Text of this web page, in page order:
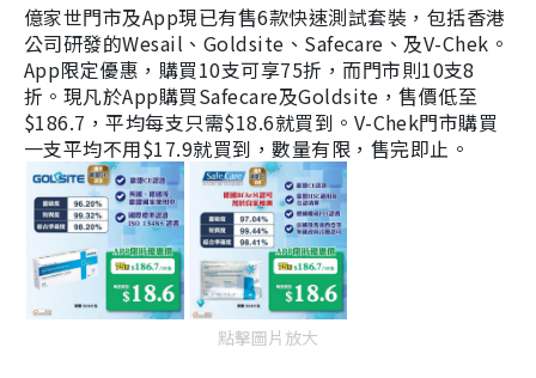
億家世門市及App現已有售6款快速測試套裝，包括香港
公司研發的Wesail、Goldsite、Safecare、及V-Chek。
App限定優惠，購買10支可享75折，而門市則10支8
折。現凡於App購買Safecare及Goldsite，售價低至
$186.7，平均每支只需$18.6就買到。V-Chek門市購買
一支平均不用$17.9就買到，數量有限，售完即止。
點擊圖片放大